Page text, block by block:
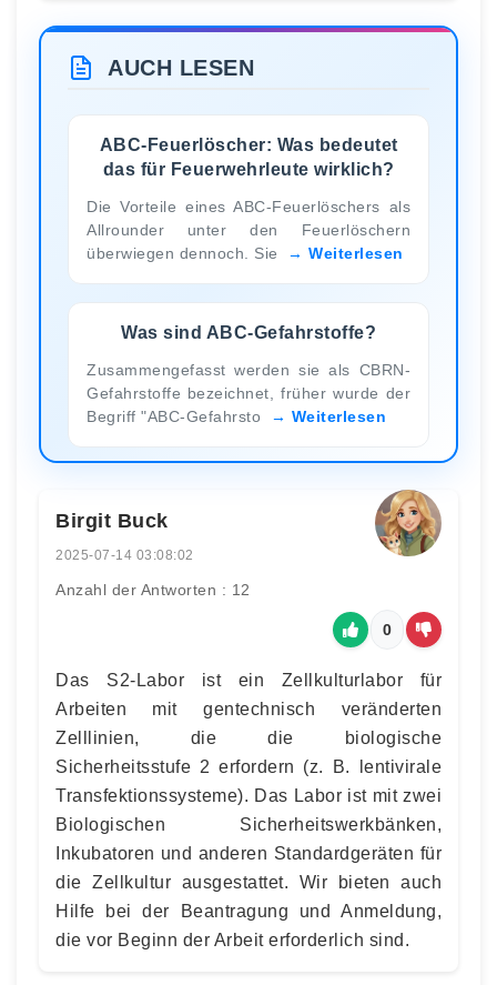
AUCH LESEN
ABC-Feuerlöscher: Was bedeutet
das für Feuerwehrleute wirklich?
Die Vorteile eines ABC-Feuerlöschers als
Allrounder unter den Feuerlöschern
überwiegen dennoch. Sie
Weiterlesen
Was sind ABC-Gefahrstoffe?
Zusammengefasst werden sie als CBRN-
Gefahrstoffe bezeichnet, früher wurde der
Begriff "ABC-Gefahrsto
Weiterlesen
Birgit Buck
2025-07-14 03:08:02
Anzahl der Antworten : 12
0
Das S2-Labor ist ein Zellkulturlabor für
Arbeiten mit gentechnisch veränderten
Zelllinien, die die biologische
Sicherheitsstufe 2 erfordern (z. B. lentivirale
Transfektionssysteme). Das Labor ist mit zwei
Biologischen Sicherheitswerkbänken,
Inkubatoren und anderen Standardgeräten für
die Zellkultur ausgestattet. Wir bieten auch
Hilfe bei der Beantragung und Anmeldung,
die vor Beginn der Arbeit erforderlich sind.